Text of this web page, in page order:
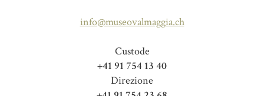
info@museovalmaggia.ch
Custode
+41 91 754 13 40
Direzione